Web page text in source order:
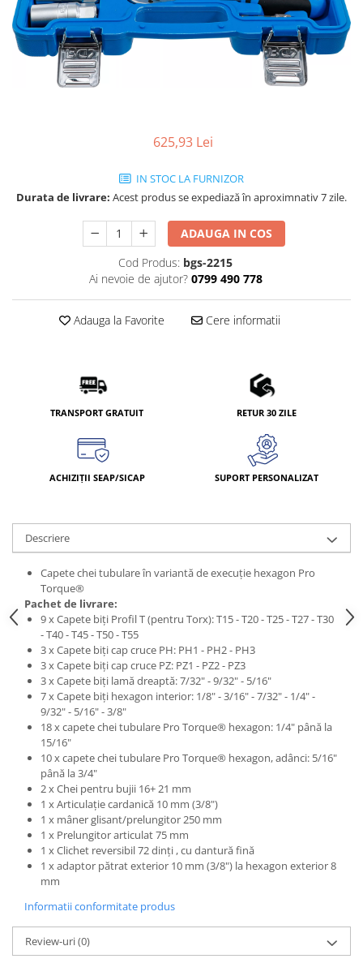
625,93 Lei
IN STOC LA FURNIZOR
Durata de livrare: Acest produs se expediază în aproximnativ 7 zile.
ADAUGA IN COS
Cod Produs: bgs-2215
Ai nevoie de ajutor? 0799 490 778
Adauga la Favorite Cere informatii
TRANSPORT GRATUIT RETUR 30 ZILE
ACHIZIȚII SEAP/SICAP SUPORT PERSONALIZAT
Descriere
Capete chei tubulare în variantă de execuţie hexagon Pro
Torque®
Pachet de livrare:
9 x Capete biţi Profil T (pentru Torx): T15 - T20 - T25 - T27 - T30
- T40 - T45 - T50 - T55
3 x Capete biţi cap cruce PH: PH1 - PH2 - PH3
3 x Capete biţi cap cruce PZ: PZ1 - PZ2 - PZ3
3 x Capete biţi lamă dreaptă: 7/32" - 9/32" - 5/16"
7 x Capete biţi hexagon interior: 1/8" - 3/16" - 7/32" - 1/4" -
9/32" - 5/16" - 3/8"
18 x capete chei tubulare Pro Torque® hexagon: 1/4" până la
15/16"
10 x capete chei tubulare Pro Torque® hexagon, adânci: 5/16"
până la 3/4"
2 x Chei pentru bujii 16+ 21 mm
1 x Articulaţie cardanică 10 mm (3/8")
1 x mâner glisant/prelungitor 250 mm
1 x Prelungitor articulat 75 mm
1 x Clichet reversibil 72 dinţi , cu dantură fină
1 x adaptor pătrat exterior 10 mm (3/8") la hexagon exterior 8
mm
Informatii conformitate produs
Review-uri(0)